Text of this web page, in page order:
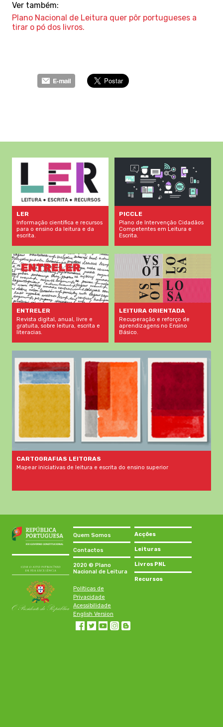
Ver também:
Plano Nacional de Leitura quer pôr portugueses a
tirar o pó dos livros.
LER
Informação científica e recursos
para o ensino da leitura e da
escrita.
PICCLE
Plano de Intervenção Cidadãos
Competentes em Leitura e
Escrita.
ENTRELER
Revista digital, anual, livre e
gratuita, sobre leitura, escrita e
literacias.
LEITURA ORIENTADA
Recuperação e reforço de
aprendizagens no Ensino
Básico.
CARTOGRAFIAS LEITORAS
Mapear iniciativas de leitura e escrita do ensino superior
Quem Somos
Contactos
2020 © Plano
Nacional de Leitura
Políticas de
Privacidade
Acessibilidade
English Version
Acções
Leituras
Livros PNL
Recursos